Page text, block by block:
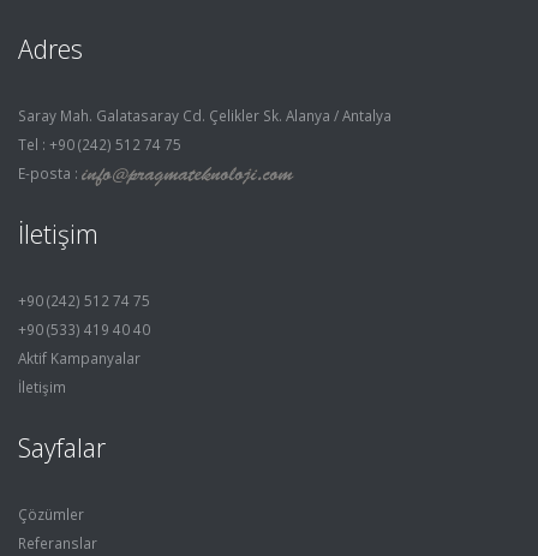
Adres
Saray Mah. Galatasaray Cd. Çelikler Sk. Alanya / Antalya
Tel : +90 (242) 512 74 75
E-posta :
İletişim
+90 (242) 512 74 75
+90 (533) 419 40 40
Aktif Kampanyalar
İletişim
Sayfalar
Çözümler
Referanslar